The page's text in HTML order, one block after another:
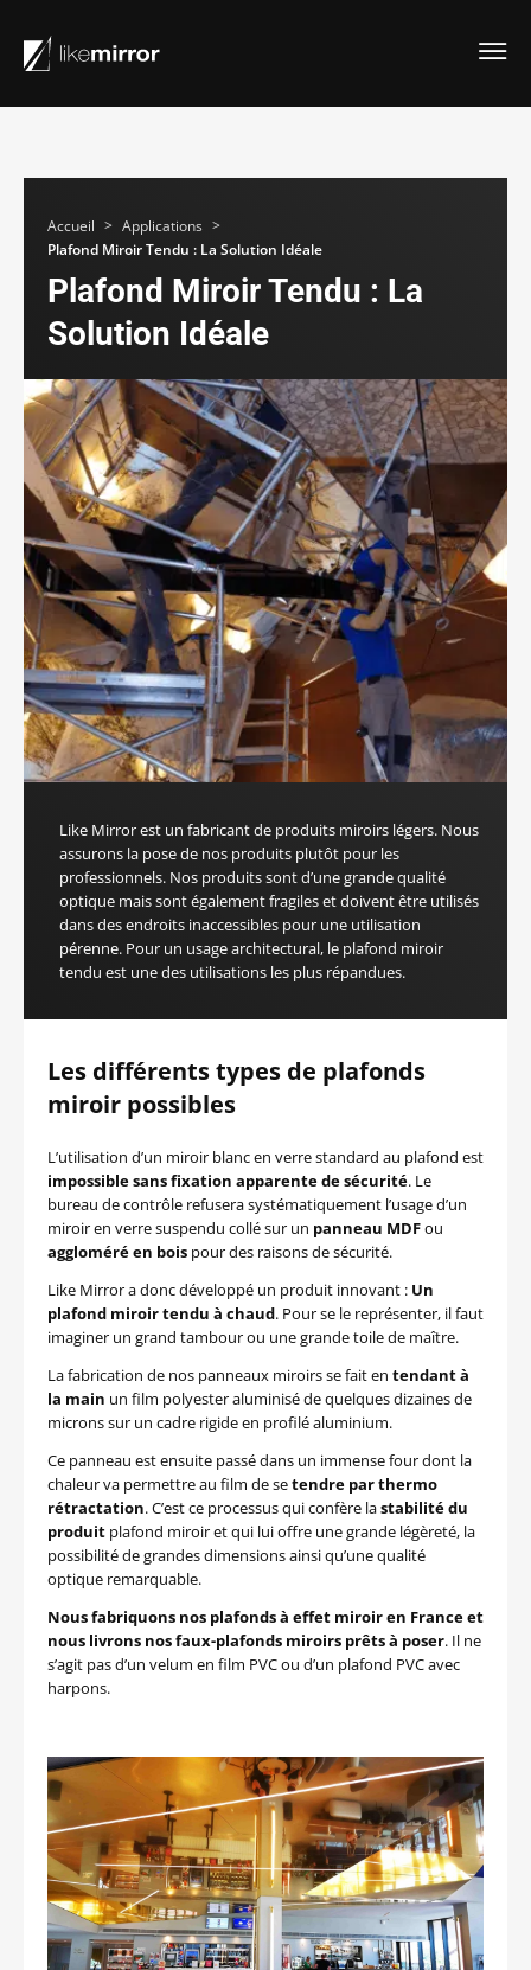
Accueil > Applications >
Plafond Miroir Tendu : La Solution Idéale
Plafond Miroir Tendu : La
Solution Idéale
Like Mirror est un fabricant de produits miroirs légers. Nous
assurons la pose de nos produits plutôt pour les
professionnels. Nos produits sont d’une grande qualité
optique mais sont également fragiles et doivent être utilisés
dans des endroits inaccessibles pour une utilisation
pérenne. Pour un usage architectural, le plafond miroir
tendu est une des utilisations les plus répandues.
Les différents types de plafonds
miroir possibles
L’utilisation d’un miroir blanc en verre standard au plafond est
impossible sans fixation apparente de sécurité. Le
bureau de contrôle refusera systématiquement l’usage d’un
miroir en verre suspendu collé sur un panneau MDFou
aggloméré en bois pour des raisons de sécurité.
Like Mirror a donc développé un produit innovant : Un
plafond miroir tendu à chaud. Pour se le représenter, il faut
imaginer un grand tambour ou une grande toile de maître.
La fabrication de nos panneaux miroirs se fait en tendant à
la main un film polyester aluminisé de quelques dizaines de
microns sur un cadre rigide en profilé aluminium.
Ce panneau est ensuite passé dans un immense four dont la
chaleur va permettre au film de setendre par thermo
rétractation. C’est ce processus qui confère lastabilité du
produit plafond miroir et qui lui offre une grande légèreté, la
possibilité de grandes dimensions ainsi qu’une qualité
optique remarquable.
Nous fabriquons nos plafonds à effet miroir en France et
nous livrons nos faux-plafonds miroirs prêts à poser. Il ne
s’agit pas d’un velum en film PVC ou d’un plafond PVC avec
harpons.